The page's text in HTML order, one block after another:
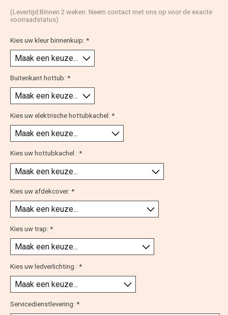
(Levertijd:Binnen 2 weken. Neem contact met ons op voor de exacte
voorraadstatus)
Kies uw kleur binnenkuip: *
Buitenkant hottub: *
Kies uw elektrische hottubkachel: *
Kies uw hottubkachel : *
Kies uw afdekcover: *
Kies uw trap: *
Kies uw ledverlichting : *
Servicedienstlevering: *